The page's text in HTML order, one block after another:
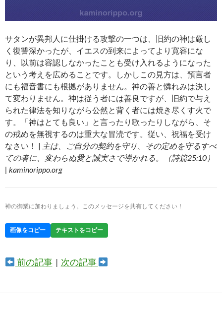
サタンが異邦人に仕掛ける攻撃の一つは、旧約の神は厳し
く復讐深かったが、イエスの到来によってより寛容にな
り、以前は容認しなかったことも受け入れるようになった
という考えを広めることです。しかしこの見方は、預言者
にも福音書にも根拠がありません。神の善と憐れみは決し
て変わりません。神は従う者には善良ですが、旧約で与え
られた律法を知りながら公然と背く者には焼き尽くす火で
す。「神はとても良い」と言ったり歌ったりしながら、そ
の戒めを無視するのは重大な冒涜です。従い、祝福を受け
なさい！ | 主は、ご自分の契約を守り、その定めを守るすべ
ての者に、変わらぬ愛と誠実さで導かれる。（詩篇25:10）
| kaminorippo.org
神の御業に加わりましょう。このメッセージを共有してください！
画像をコピー テキストをコピー
前の記事| 次の記事